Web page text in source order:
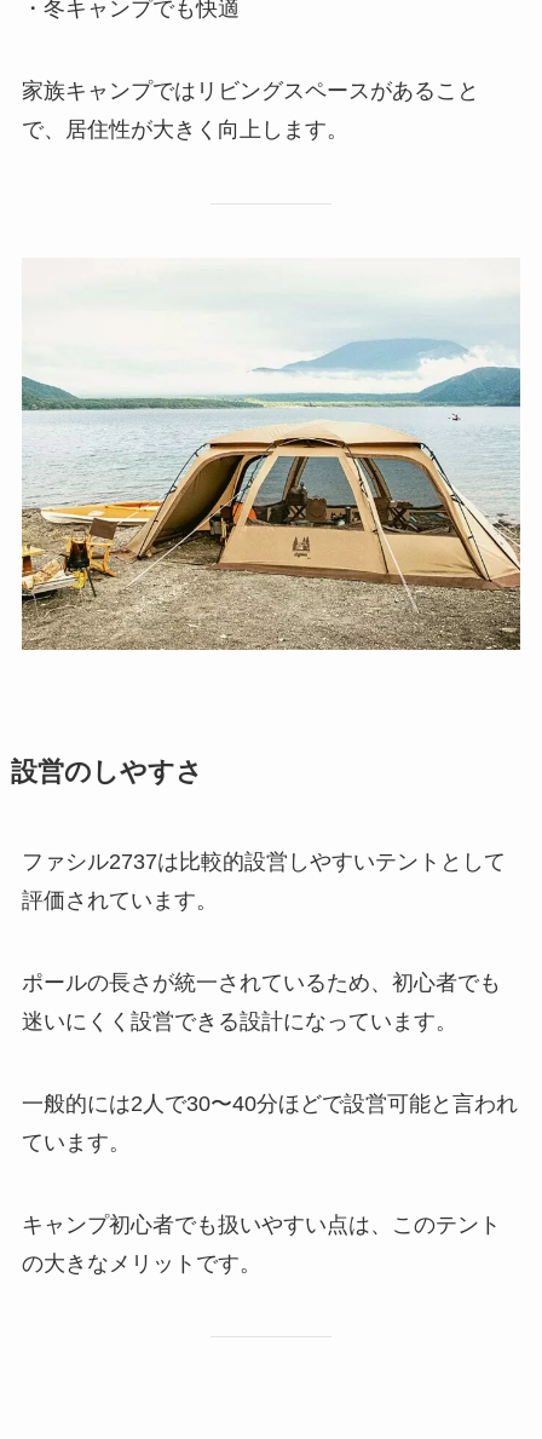
・冬キャンプでも快適
家族キャンプではリビングスペースがあること
で、居住性が大きく向上します。
設営のしやすさ
ファシル2737は比較的設営しやすいテントとして
評価されています。
ポールの長さが統一されているため、初心者でも
迷いにくく設営できる設計になっています。
一般的には2人で30〜40分ほどで設営可能と言われ
ています。
キャンプ初心者でも扱いやすい点は、このテント
の大きなメリットです。